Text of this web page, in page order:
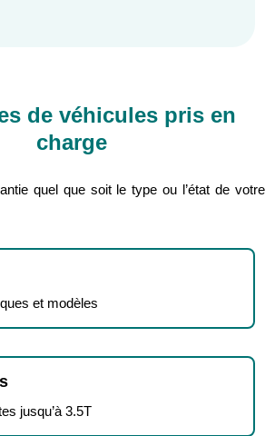
de véhicules pris en
charge
quel que soit le type ou l’état de votre
et modèles
jusqu’à 3.5T